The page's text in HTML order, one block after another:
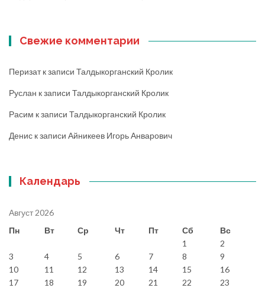
Свежие комментарии
Перизатк записи Талдыкорганский Кролик
Руслан к записи Талдыкорганский Кролик
Расим к записи Талдыкорганский Кролик
Денис к записи Айникеев Игорь Анварович
Календарь
Август 2026
Пн
Вт Ср Чт Пт Сб
Вс
1
2
3
4 5 6 7 8
9
10
11 12 13 14 15
16
17
18 19 20 21 22
23